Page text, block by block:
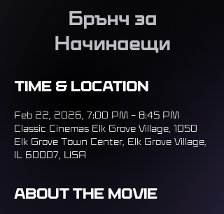
Брънч за
Начинаещи
Time & Location
Feb 22, 2026, 7:00 PM – 8:45 PM
Classic Cinemas Elk Grove Village, 1050
Elk Grove Town Center, Elk Grove Village,
IL 60007, USA
About the movie